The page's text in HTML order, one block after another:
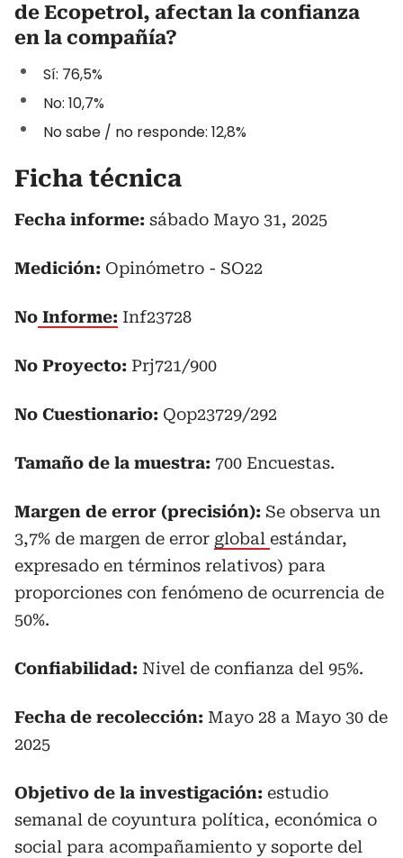
de Ecopetrol, afectan la confianza
en la compañía?
Sí: 76,5%
No: 10,7%
No sabe / no responde: 12,8%
Ficha técnica
Fecha informe: sábado Mayo 31, 2025
Medición: Opinómetro - SO22
No Informe: Inf23728
No Proyecto: Prj721/900
No Cuestionario: Qop23729/292
Tamaño de la muestra: 700 Encuestas.
Margen de error (precisión): Se observa un
3,7% de margen de error global estándar,
expresado en términos relativos) para
proporciones con fenómeno de ocurrencia de
50%.
Confiabilidad: Nivel de confianza del 95%.
Fecha de recolección: Mayo 28 a Mayo 30 de
2025
Objetivo de la investigación: estudio
semanal de coyuntura política, económica o
social para acompañamiento y soporte del